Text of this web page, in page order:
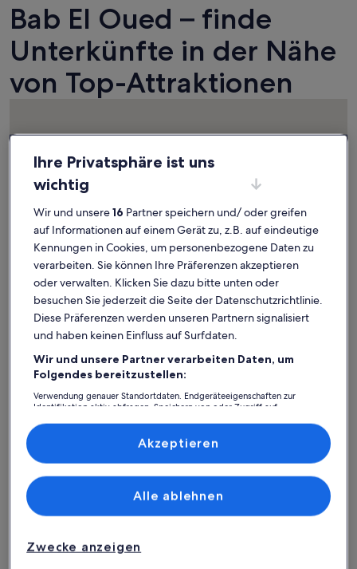
Bab El Oued – finde
Unterkünfte in der Nähe
von Top-Attraktionen
Karte
Attraktionen
Weitere Informationen zu Kathedrale Notre-Dame
Ihre Privatsphäre ist uns
wichtig
Wir und unsere16 Partner speichern und/ oder greifen
auf Informationen auf einem Gerät zu, z.B. auf eindeutige
Kennungen in Cookies, um personenbezogene Daten zu
verarbeiten. Sie können Ihre Präferenzen akzeptieren
oder verwalten. Klicken Sie dazu bitte unten oder
besuchen Sie jederzeit die Seite der Datenschutzrichtlinie.
Diese Präferenzen werden unseren Partnern signalisiert
und haben keinen Einfluss auf Surfdaten.
Wir und unsere Partner verarbeiten Daten, um
Folgendes bereitzustellen:
Verwendung genauer Standortdaten. Endgeräteeigenschaften zur
Identifikation aktiv abfragen. Speichern von oder Zugriff auf
Inhalte, Messung von Werbeleistung und der Performance von Inhalten,
Zielgruppenforschung sowie Entwicklung und Verbesserung von
Liste der Partner (Lieferanten)
Zwecke anzeigen
Alle ablehnen
Akzeptieren